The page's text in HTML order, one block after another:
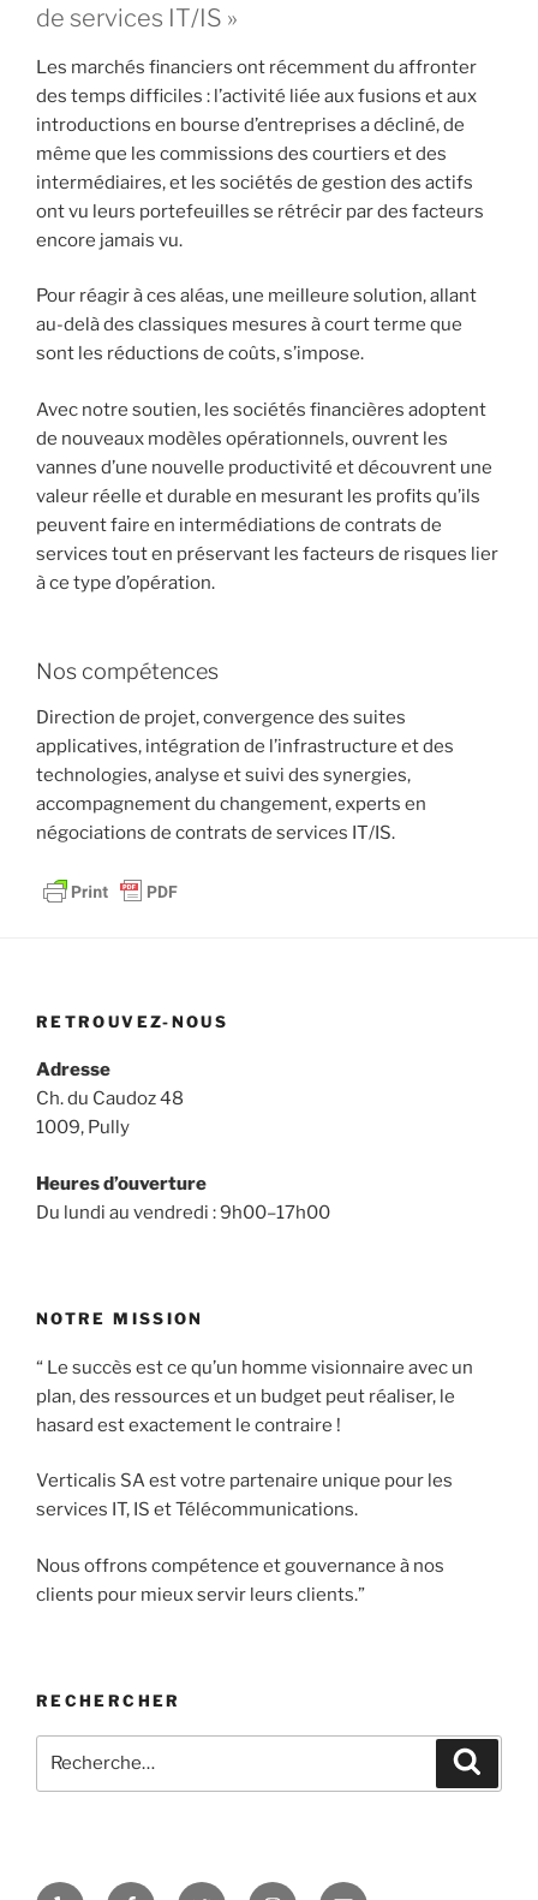
de services IT/IS »
Les marchés financiers ont récemment du affronter
des temps difficiles : l’activité liée aux fusions et aux
introductions en bourse d’entreprises a décliné, de
même que les commissions des courtiers et des
intermédiaires, et les sociétés de gestion des actifs
ont vu leurs portefeuilles se rétrécir par des facteurs
encore jamais vu.
Pour réagir à ces aléas, une meilleure solution, allant
au-delà des classiques mesures à court terme que
sont les réductions de coûts, s’impose.
Avec notre soutien, les sociétés financières adoptent
de nouveaux modèles opérationnels, ouvrent les
vannes d’une nouvelle productivité et découvrent une
valeur réelle et durable en mesurant les profits qu’ils
peuvent faire en intermédiations de contrats de
services tout en préservant les facteurs de risques lier
à ce type d’opération.
Nos compétences
Direction de projet, convergence des suites
applicatives, intégration de l’infrastructure et des
technologies, analyse et suivi des synergies,
accompagnement du changement, experts en
négociations de contrats de services IT/IS.
RETROUVEZ-NOUS
Adresse
Ch. du Caudoz 48
1009, Pully
Heures d’ouverture
Du lundi au vendredi : 9h00–17h00
NOTRE MISSION
“ Le succès est ce qu’un homme visionnaire avec un
plan, des ressources et un budget peut réaliser, le
hasard est exactement le contraire !
Verticalis SA est votre partenaire unique pour les
services IT, IS et Télécommunications.
Nous offrons compétence et gouvernance à nos
clients pour mieux servir leurs clients.”
RECHERCHER
pour